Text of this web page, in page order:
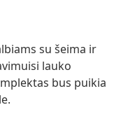
su šeima ir
lauko
bus puikia